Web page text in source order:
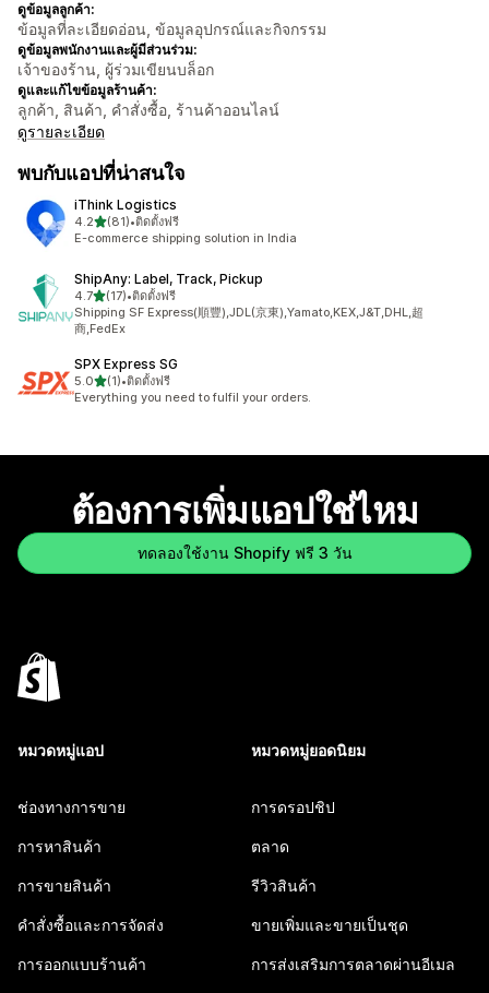
ดูข้อมูลลูกค้า:
ข้อมูลที่ละเอียดอ่อน, ข้อมูลอุปกรณ์และกิจกรรม
ดูข้อมูลพนักงานและผู้มีส่วนร่วม:
เจ้าของร้าน, ผู้ร่วมเขียนบล็อก
ดูและแก้ไขข้อมูลร้านค้า:
ลูกค้า, สินค้า, คำสั่งซื้อ, ร้านค้าออนไลน์
ดูรายละเอียด
พบกับแอปที่น่าสนใจ
iThink Logistics
4.2เต็ม 5 ดาว
(81)
ทั้งหมด 81 รีวิว
•ติดตั้งฟรี
E-commerce shipping solution in India
ShipAny: Label, Track, Pickup
4.7เต็ม 5 ดาว
(17)
ทั้งหมด 17 รีวิว
•ติดตั้งฟรี
Shipping SF Express(順豐),JDL(京東),Yamato,KEX,J&T,DHL,超
商,FedEx
SPX Express SG
5.0เต็ม 5 ดาว
(1)
ทั้งหมด 1 รีวิว
•ติดตั้งฟรี
Everything you need to fulfil your orders.
ต้องการเพิ่มแอปใช่ไหม
ทดลองใช้งาน Shopify ฟรี 3 วัน
หมวดหมู่แอป
ช่องทางการขาย
การหาสินค้า
การขายสินค้า
คำสั่งซื้อและการจัดส่ง
การออกแบบร้านค้า
หมวดหมู่ยอดนิยม
การดรอปชิป
ตลาด
รีวิวสินค้า
ขายเพิ่มและขายเป็นชุด
การส่งเสริมการตลาดผ่านอีเมล